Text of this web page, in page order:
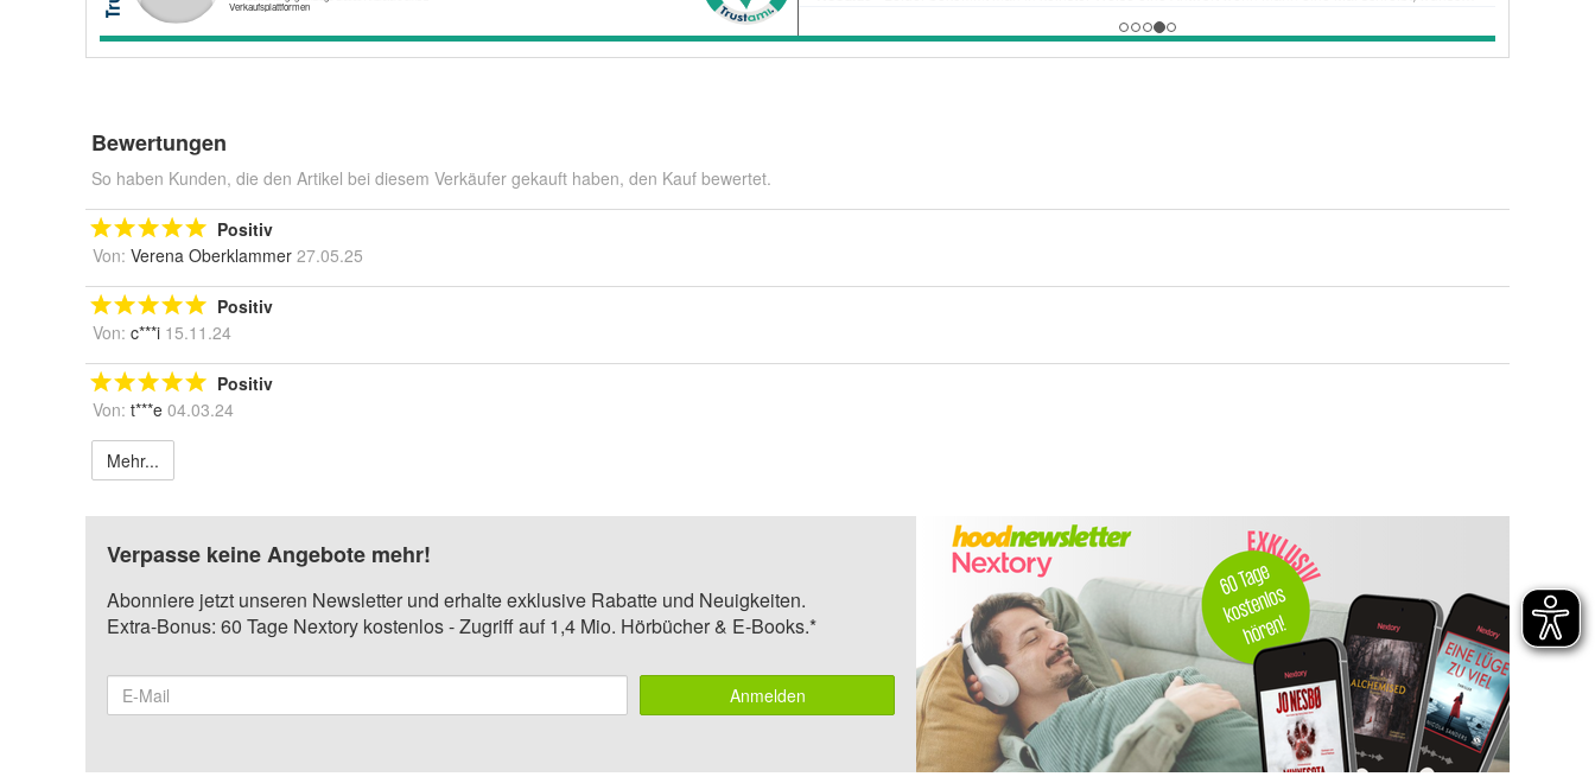
Bewertungen
So haben Kunden, die den Artikel bei diesem Verkäufer gekauft haben, den Kauf bewertet.
Positiv
Von: Verena Oberklammer 27.05.25
Positiv
Von: c***i 15.11.24
Positiv
Von: t***e 04.03.24
Mehr...
Verpasse keine Angebote mehr!
Abonniere jetzt unseren Newsletter und erhalte exklusive Rabatte und Neuigkeiten.
Extra-Bonus: 60 Tage Nextory kostenlos - Zugriff auf 1,4 Mio. Hörbücher & E-Books.*
Anmelden